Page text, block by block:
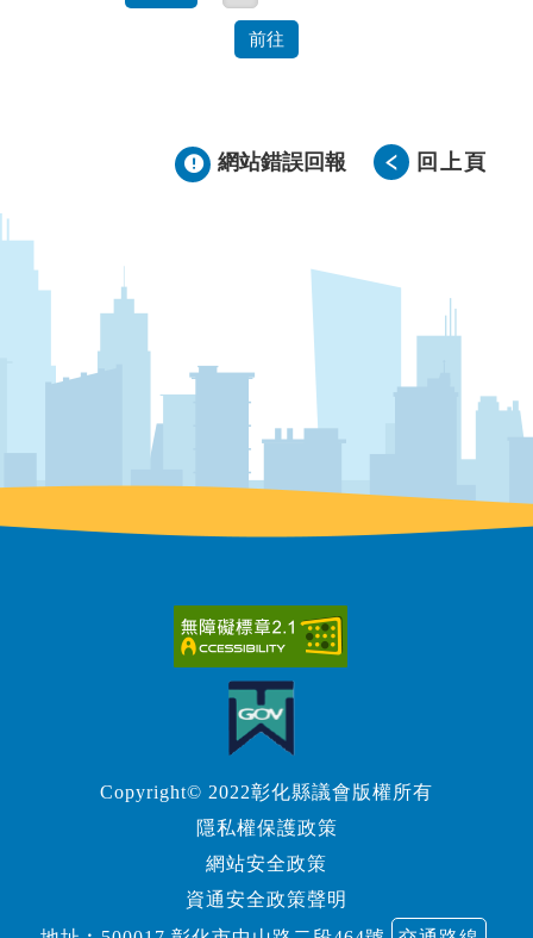
前往
網站錯誤回報 回上頁
Copyright© 2022彰化縣議會版權所有
隱私權保護政策
網站安全政策
資通安全政策聲明